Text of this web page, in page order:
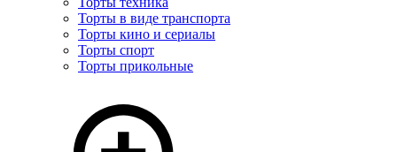
Торты в виде транспорта
Торты кино и сериалы
Торты спорт
Торты прикольные